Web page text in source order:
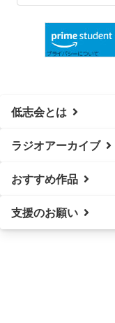
低志会とは
ラジオアーカイブ
おすすめ作品
支援のお願い